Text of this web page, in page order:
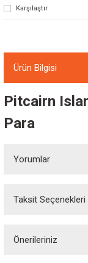
Karşılaştır
Ürün Bilgisi
Pitcairn
Para
Yorumlar
Taksit Seçenekleri
Önerileriniz